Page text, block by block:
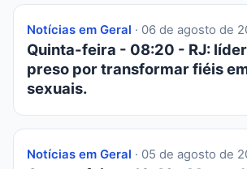
Notícias em Geral · 06 de agosto de
Quinta-feira - 08:20 - RJ:
preso por transformar fiéis
sexuais.
Notícias em Geral · 05 de agosto de